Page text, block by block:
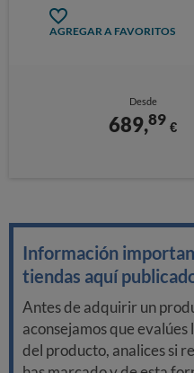
AGREGAR A FAVORITOS
Desde
689,89 €
Información
tiendas aquí
Antes de adquirir un
aconsejamos que
del producto, analices si